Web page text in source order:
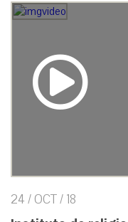
24 / OCT / 18